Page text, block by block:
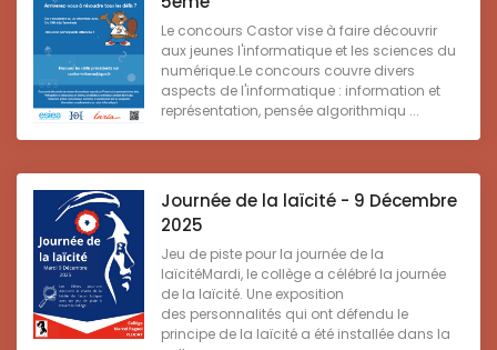
Le concours Castor vise à faire découvrir
aux jeunes l'informatique et les sciences du
numérique.Le concours couvre divers
aspects de l'informatique : information et
représentation, pensée algorithmiqu ...
Journée de la laïcité - 9 Décembre
2025
Jeu de piste pour la journée de la
laïcitéMardi, le collège a célébré la journée
de la laïcité. Une exposition
des personnalités qui ont défendu le
principe de la laïcité a été installée dans la